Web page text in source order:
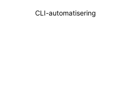
CLI-automatisering